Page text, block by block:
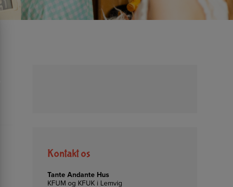
Kontakt os
Tante Andante Hus
KFUM og KFUK i Lemvig